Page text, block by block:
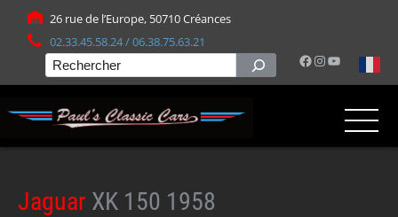
26 rue de l’Europe, 50710 Créances
02.33.45.58.24 / 06.38.75.63.21
Facebook
Instagram
YouTube
Rechercher
Jaguar XK 150 1958
Panneau de gestion des cookies